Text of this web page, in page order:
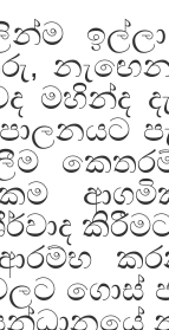
මහින්ද
ආරම්භ
ගොස්